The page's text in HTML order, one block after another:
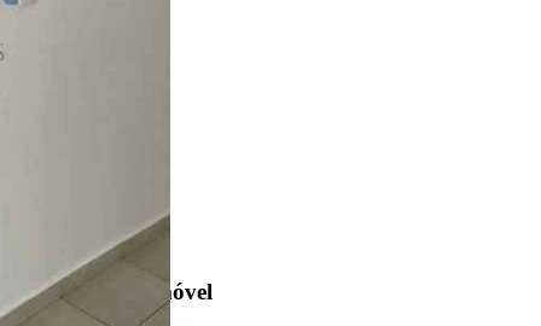
Encontre um Imóvel